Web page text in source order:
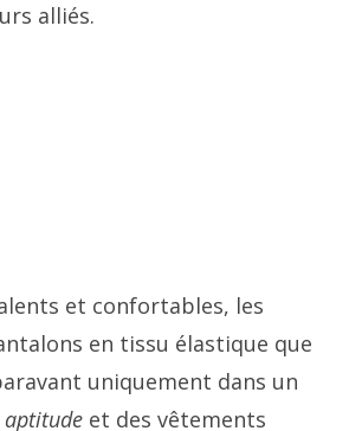
alliés.
et confortables, les
en tissu élastique que
uniquement dans un
aptitude et des vêtements